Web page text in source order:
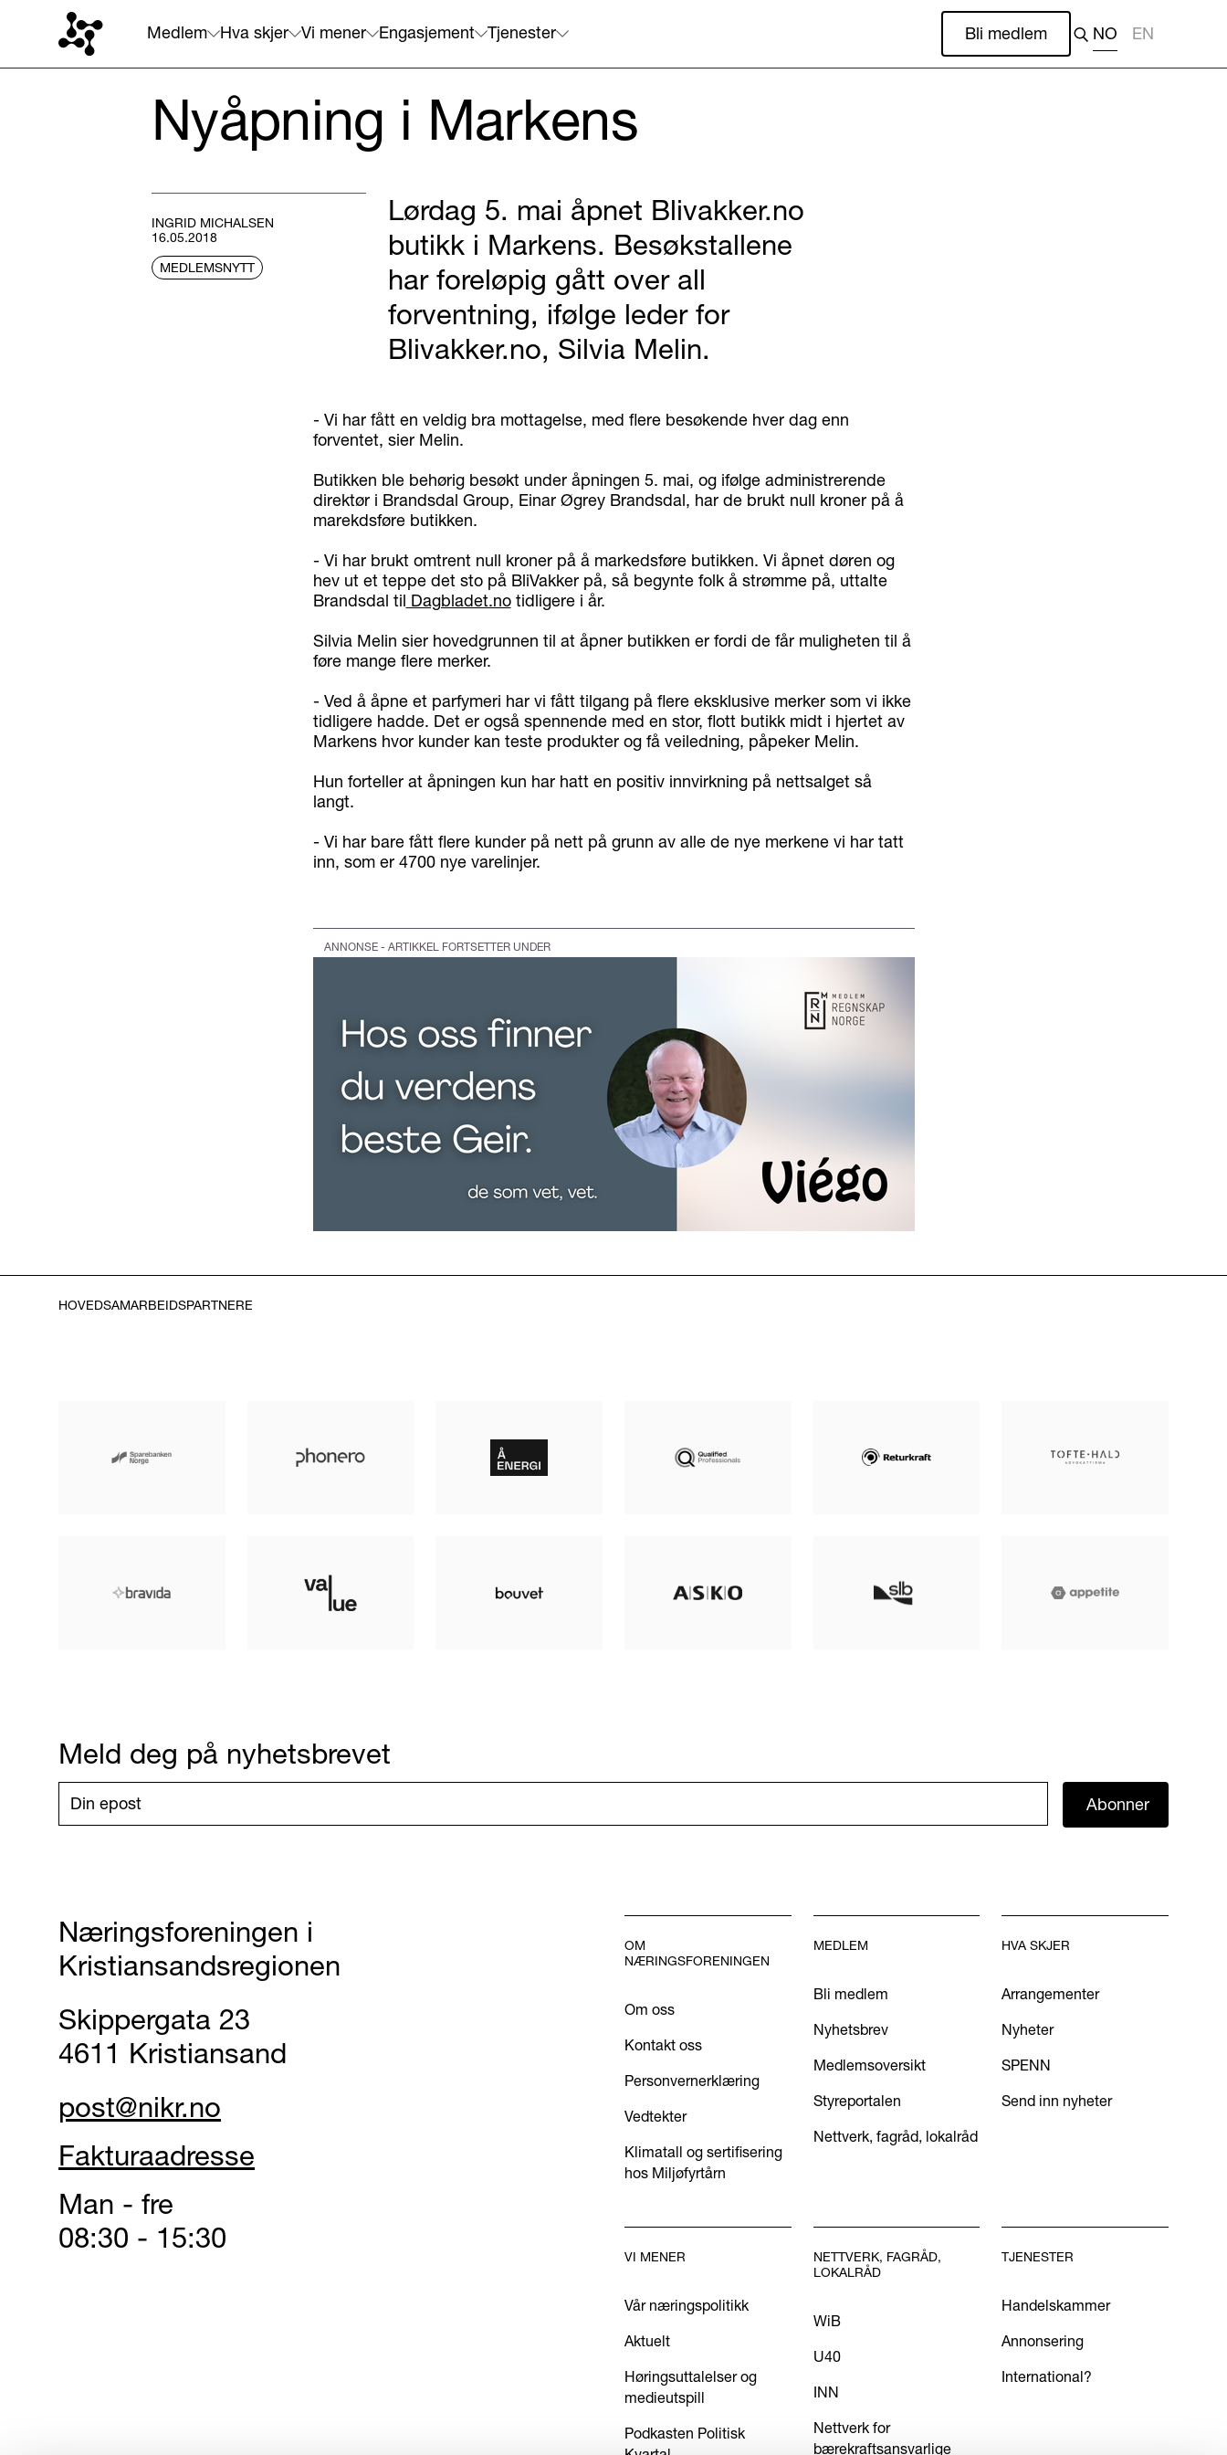
Medlem Hva skjer Vi mener Engasjement Tjenester Bli medlem NO EN
Nyåpning i Markens
INGRID MICHALSEN
16.05.2018
MEDLEMSNYTT
Lørdag 5. mai åpnet Blivakker.no
butikk i Markens. Besøkstallene
har foreløpig gått over all
forventning, ifølge leder for
Blivakker.no, Silvia Melin.
- Vi har fått en veldig bra mottagelse, med flere besøkende hver dag enn
forventet, sier Melin.
Butikken ble behørig besøkt under åpningen 5. mai, og ifølge administrerende
direktør i Brandsdal Group, Einar Øgrey Brandsdal, har de brukt null kroner på å
marekdsføre butikken.
- Vi har brukt omtrent null kroner på å markedsføre butikken. Vi åpnet døren og
hev ut et teppe det sto på BliVakker på, så begynte folk å strømme på, uttalte
Brandsdal til Dagbladet.notidligere i år.
Silvia Melin sier hovedgrunnen til at åpner butikken er fordi de får muligheten til å
føre mange flere merker.
- Ved å åpne et parfymeri har vi fått tilgang på flere eksklusive merker som vi ikke
tidligere hadde. Det er også spennende med en stor, flott butikk midt i hjertet av
Markens hvor kunder kan teste produkter og få veiledning, påpeker Melin.
Hun forteller at åpningen kun har hatt en positiv innvirkning på nettsalget så
langt.
- Vi har bare fått flere kunder på nett på grunn av alle de nye merkene vi har tatt
inn, som er 4700 nye varelinjer.
ANNONSE - ARTIKKEL FORTSETTER UNDER
HOVEDSAMARBEIDSPARTNERE
Meld deg på nyhetsbrevet
Abonner
Næringsforeningen i
Kristiansandsregionen
Skippergata 23
4611 Kristiansand
post@nikr.no
Fakturaadresse
Man - fre
08:30 - 15:30
OM
NÆRINGSFORENINGEN
Om oss
Kontakt oss
Personvernerklæring
Vedtekter
Klimatall og sertifisering
hos Miljøfyrtårn
MEDLEM
Bli medlem
Nyhetsbrev
Medlemsoversikt
Styreportalen
Nettverk, fagråd, lokalråd
HVA SKJER
Arrangementer
Nyheter
SPENN
Send inn nyheter
VI MENER
Vår næringspolitikk
Aktuelt
Høringsuttalelser og
medieutspill
Podkasten Politisk
NETTVERK, FAGRÅD,
LOKALRÅD
WiB
U40
INN
Nettverk for
bærekraftsansvarlige
TJENESTER
Handelskammer
Annonsering
International?